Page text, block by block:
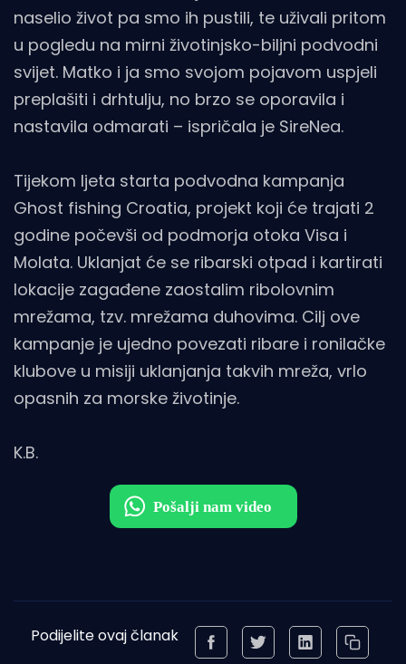
naselio život pa smo ih pustili, te uživali pritom
u pogledu na mirni životinjsko-biljni podvodni
svijet. Matko i ja smo svojom pojavom uspjeli
preplašiti i drhtulju, no brzo se oporavila i
nastavila odmarati – ispričala je SireNea.
Tijekom ljeta starta podvodna kampanja
Ghost fishing Croatia, projekt koji će trajati 2
godine počevši od podmorja otoka Visa i
Molata. Uklanjat će se ribarski otpad i kartirati
lokacije zagađene zaostalim ribolovnim
mrežama, tzv. mrežama duhovima. Cilj ove
kampanje je ujedno povezati ribare i ronilačke
klubove u misiji uklanjanja takvih mreža, vrlo
opasnih za morske životinje.
K.B.
Podijelite ovaj članak